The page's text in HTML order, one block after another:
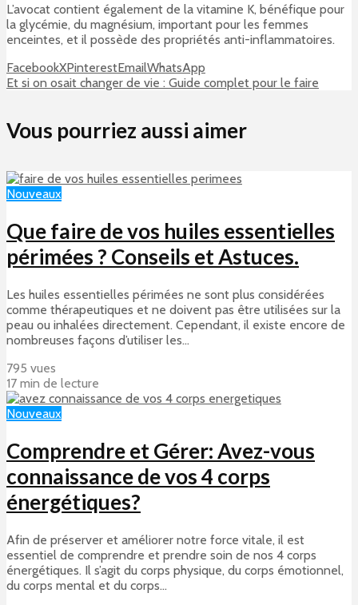
L’avocat contient également de la vitamine K, bénéfique pour
la glycémie, du magnésium, important pour les femmes
enceintes, et il possède des propriétés anti-inflammatoires.
FacebookXPinterestEmailWhatsApp
Et si on osait changer de vie : Guide complet pour le faire
Vous pourriez aussi aimer
Nouveaux
Que faire de vos huiles essentielles
périmées ? Conseils et Astuces.
Les huiles essentielles périmées ne sont plus considérées
comme thérapeutiques et ne doivent pas être utilisées sur la
peau ou inhalées directement. Cependant, il existe encore de
nombreuses façons d’utiliser les...
795 vues
17 min de lecture
Nouveaux
Comprendre et Gérer: Avez-vous
connaissance de vos 4 corps
énergétiques?
Afin de préserver et améliorer notre force vitale, il est
essentiel de comprendre et prendre soin de nos 4 corps
énergétiques. Il s’agit du corps physique, du corps émotionnel,
du corps mental et du corps...